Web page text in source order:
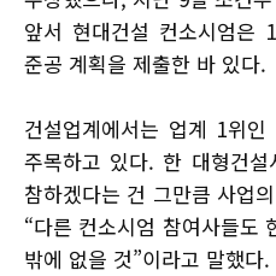
앞서 현대건설 컨소시엄은
준공 계획을 제출한 바 있다.
건설업계에서는 업계 1위
주목하고 있다. 한 대형건
참하겠다는 건 그만큼 사업
“다른 컨소시엄 참여사들도
밖에 없을 것”이라고 말했다.